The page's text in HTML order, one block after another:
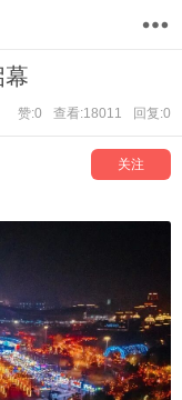
赞:0 查看:18011 回复:0
关注